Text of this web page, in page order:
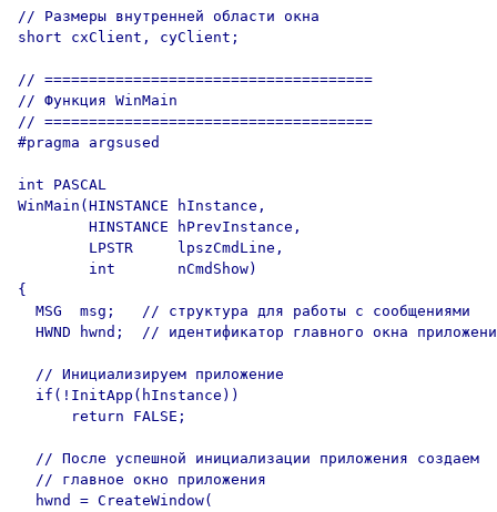
// Размеры внутренней области окна
short cxClient, cyClient;
// =====================================
// Функция WinMain
// =====================================
#pragma argsused
int PASCAL
WinMain(HINSTANCE hInstance,
        HINSTANCE hPrevInstance,
        LPSTR     lpszCmdLine,
        int       nCmdShow)
{
  MSG  msg;   // структура для работы с сообщениями
HWND hwnd;  // идентификатор главного окна
  // Инициализируем приложение
  if(!InitApp(hInstance))
      return FALSE;
  // После успешной инициализации приложения создаем
  // главное окно приложения
  hwnd = CreateWindow(